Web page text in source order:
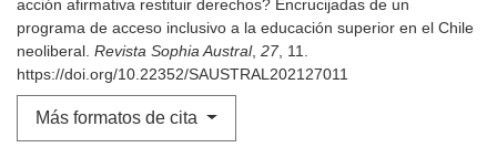
acción afirmativa restituir derechos? Encrucijadas de un
programa de acceso inclusivo a la educación superior en el Chile
neoliberal. Revista Sophia Austral, 27, 11.
https://doi.org/10.22352/SAUSTRAL202127011
Más formatos de cita